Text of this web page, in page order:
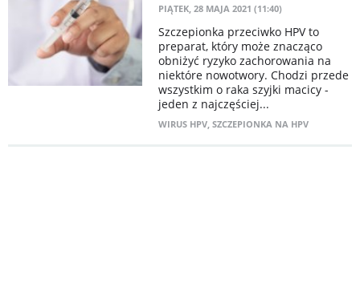
PIĄTEK, 28 MAJA 2021 (11:40)
Szczepionka przeciwko HPV to
preparat, który może znacząco
obniżyć ryzyko zachorowania na
niektóre nowotwory. Chodzi przede
wszystkim o raka szyjki macicy -
jeden z najczęściej...
WIRUS HPV, SZCZEPIONKA NA HPV